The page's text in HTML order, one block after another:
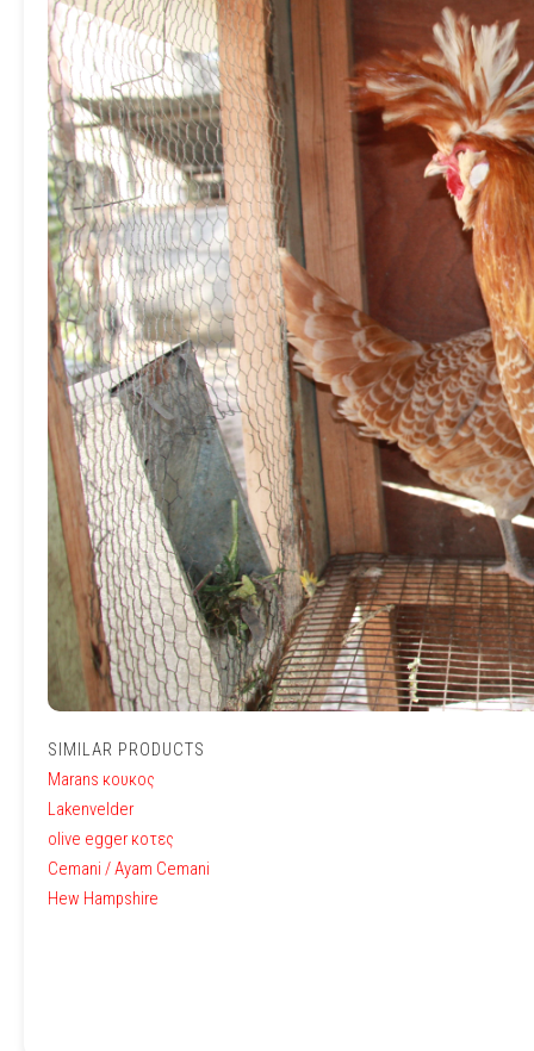
SIMILAR PRODUCTS
Μarans κουκος
Lakenvelder
olive egger κοτες
Cemani / Ayam Cemani
Hew Hampshire